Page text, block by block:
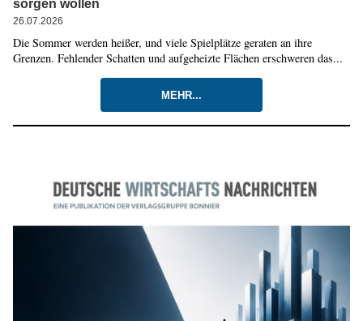
sorgen wollen
26.07.2026
Die Sommer werden heißer, und viele Spielplätze geraten an ihre
Grenzen. Fehlender Schatten und aufgeheizte Flächen erschweren das...
MEHR...